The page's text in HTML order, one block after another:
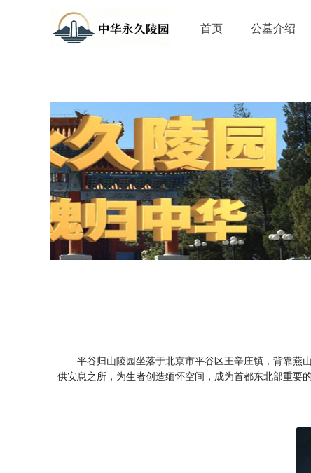
首页 公墓介绍
平谷归山陵园坐落于北京市平谷区王辛庄镇，背靠燕
供安息之所，为生者创造缅怀空间，成为首都东北部重要